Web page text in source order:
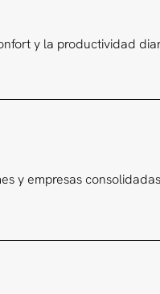
y la productividad
y empresas